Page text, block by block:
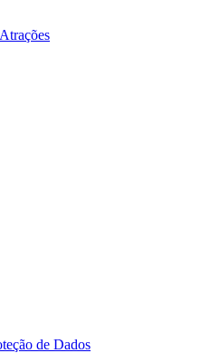
de Dados